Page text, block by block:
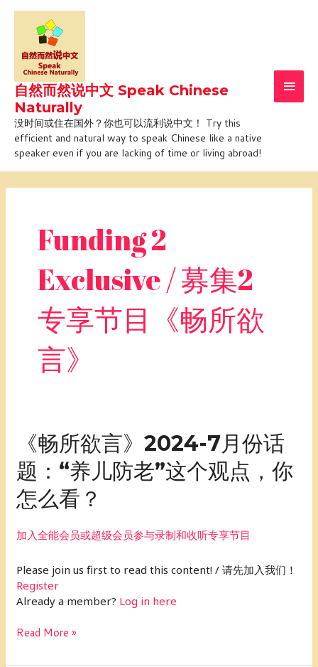
Skip
content
自然而然说中文 Speak Chinese
Naturally
没时间或住在国外？你也可以流利说中文！ Try this
efficient and natural way to speak Chinese like a native
speaker even if you are lacking of time or living abroad!
Funding 2
Exclusive / 募集2
专享节目《畅所欲
言》
《畅所欲言》2024-7月份话
题：“养儿防老”这个观点，你
怎么看？
加入全能会员或超级会员参与录制和收听专享节目
Please join us first to read this content! / 请先加入我们！
Register
Already a member? Log in here
《畅
欲
言》
2024-
月
题：“养
儿
防
个
Read More »